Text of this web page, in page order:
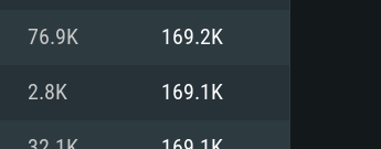
Linux
76.9K 169.2K
2.8K 169.1K